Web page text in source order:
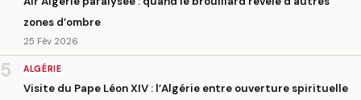
zones d’ombre
25 Fév 2026
5 ALGÉRIE
Visite du Pape Léon XIV : l’Algérie entre ouverture spirituelle